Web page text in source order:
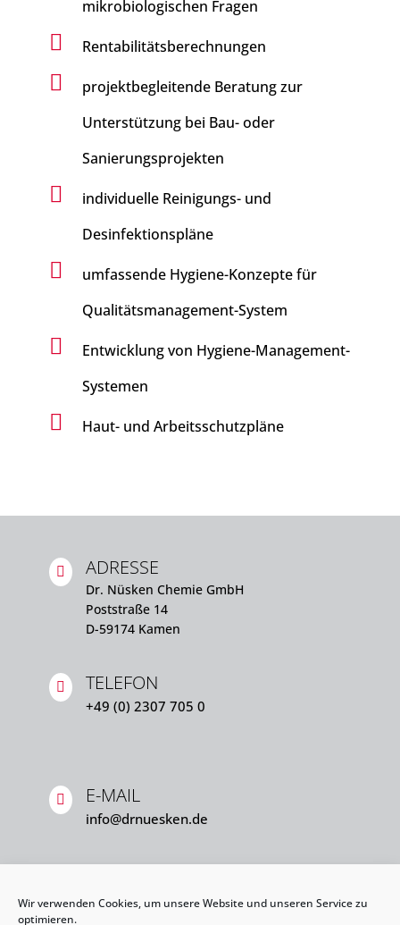
Wir verwenden Cookies, um unsere Website und unseren Service zu
optimieren.
mikrobiologischen Fragen
 Rentabilitätsberechnungen

projektbegleitende Beratung zur
Unterstützung bei Bau- oder
Sanierungsprojekten

individuelle Reinigungs- und
Desinfektionspläne

umfassende Hygiene-Konzepte für
Qualitätsmanagement-System

Entwicklung von Hygiene-Management-
Systemen
 Haut- und Arbeitsschutzpläne
 ADRESSE
Dr. Nüsken Chemie GmbH
Poststraße 14
D-59174 Kamen
 TELEFON
+49 (0) 2307 705 0
 E-MAIL
info@drnuesken.de